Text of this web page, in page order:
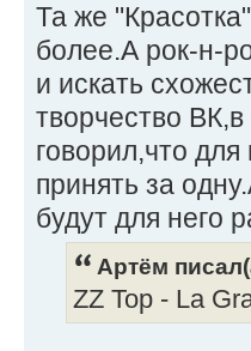
Та же
более.А рок-н-
и искать
творчество
говорил,что
принять за
будут для него
Артём
ZZ Top - La